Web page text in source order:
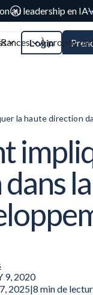
au leadership en IA
À propos de
Login
la haute direction
9, 2020
2025|8 min de